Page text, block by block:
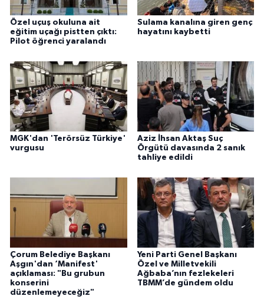
Özel uçuş okuluna ait
eğitim uçağı pistten çıktı:
Pilot öğrenci yaralandı
Sulama kanalına giren genç
hayatını kaybetti
MGK'dan 'Terörsüz Türkiye'
vurgusu
Aziz İhsan Aktaş Suç
Örgütü davasında 2 sanık
tahliye edildi
Çorum Belediye Başkanı
Aşgın'dan ‘Manifest'
açıklaması: "Bu grubun
konserini
düzenlemeyeceğiz"
Yeni Parti Genel Başkanı
Özel ve Milletvekili
Ağbaba’nın fezlekeleri
TBMM’de gündem oldu